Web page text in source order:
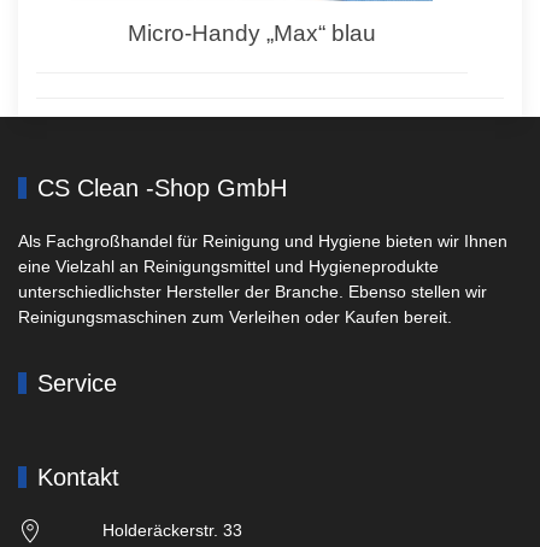
Micro-Handy „Max“ blau
CS Clean -Shop GmbH
Als Fachgroßhandel für Reinigung und Hygiene bieten wir Ihnen
eine Vielzahl an Reinigungsmittel und Hygieneprodukte
unterschiedlichster Hersteller der Branche. Ebenso stellen wir
Reinigungsmaschinen zum Verleihen oder Kaufen bereit.
Service
Kontakt
Holderäckerstr. 33